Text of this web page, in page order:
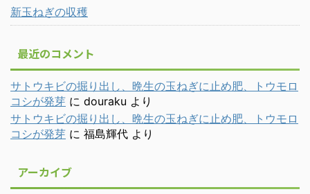
新玉ねぎの収穫
最近のコメント
サトウキビの掘り出し、晩生の玉ねぎに止め肥、トウモロ
コシが発芽 に douraku より
サトウキビの掘り出し、晩生の玉ねぎに止め肥、トウモロ
コシが発芽 に 福島輝代 より
アーカイブ